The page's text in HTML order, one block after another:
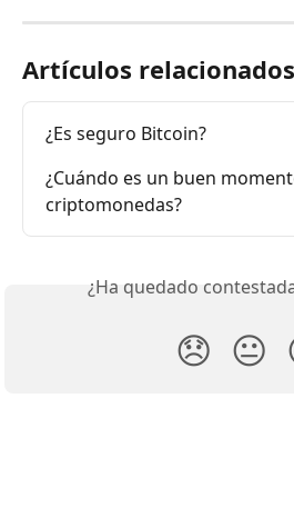
Artículos relacionados
¿Es seguro Bitcoin?
¿Cuándo es un buen
criptomonedas?
¿Ha quedado
😞 😐